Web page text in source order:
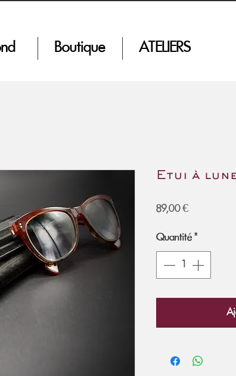
Boutique ATELIERS
Etui à
89,00 €Prix
Quantité *